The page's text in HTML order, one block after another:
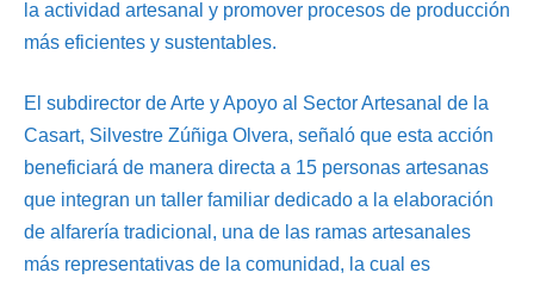
la actividad artesanal y promover procesos de producción
más eficientes y sustentables.
El subdirector de Arte y Apoyo al Sector Artesanal de la
Casart, Silvestre Zúñiga Olvera, señaló que esta acción
beneficiará de manera directa a 15 personas artesanas
que integran un taller familiar dedicado a la elaboración
de alfarería tradicional, una de las ramas artesanales
más representativas de la comunidad, la cual es